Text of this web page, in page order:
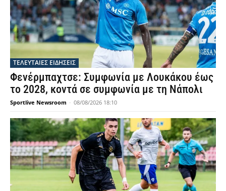
ΤΕΛΕΥΤΑΙΕΣ ΕΙΔΗΣΕΙΣ
Φενέρμπαχτσε: Συμφωνία με Λουκάκου έως
το 2028, κοντά σε συμφωνία με τη Νάπολι
Sportlive Newsroom - 08/08/2026 18:10